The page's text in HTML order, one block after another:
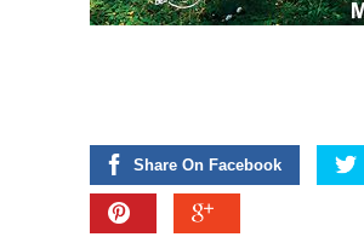
Share On Facebook